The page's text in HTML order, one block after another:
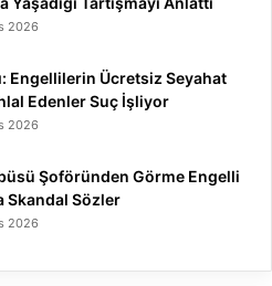
2026
Engellilerin Ücretsiz Seyahat
Edenler Suç İşliyor
2026
Şoföründen Görme Engelli
Skandal Sözler
2026